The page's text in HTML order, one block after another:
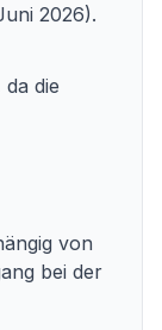
2026).
die
von
bei der